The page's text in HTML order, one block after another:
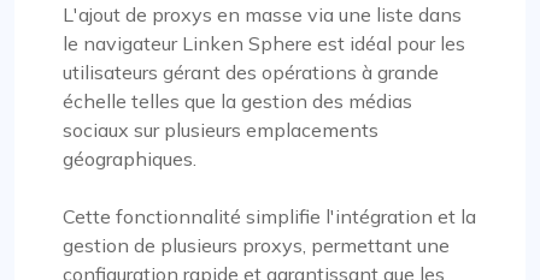
L'ajout de proxys en masse via une liste dans
le navigateur Linken Sphere est idéal pour les
utilisateurs gérant des opérations à grande
échelle telles que la gestion des médias
sociaux sur plusieurs emplacements
géographiques.
Cette fonctionnalité simplifie l'intégration et la
gestion de plusieurs proxys, permettant une
configuration rapide et garantissant que les